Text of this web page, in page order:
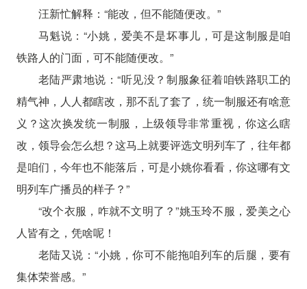
汪新忙解释：“能改，但不能随便改。”
马魁说：“小姚，爱美不是坏事儿，可是这制服是咱
铁路人的门面，可不能随便改。”
老陆严肃地说：“听见没？制服象征着咱铁路职工的
精气神，人人都瞎改，那不乱了套了，统一制服还有啥意
义？这次换发统一制服，上级领导非常重视，你这么瞎
改，领导会怎么想？这马上就要评选文明列车了，往年都
是咱们，今年也不能落后，可是小姚你看看，你这哪有文
明列车广播员的样子？”
“改个衣服，咋就不文明了？”姚玉玲不服，爱美之心
人皆有之，凭啥呢！
老陆又说：“小姚，你可不能拖咱列车的后腿，要有
集体荣誉感。”